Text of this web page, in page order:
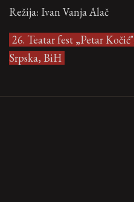
Režija: Ivan Vanja Alač
26. Teatar fest „Petar
Srpska, BiH